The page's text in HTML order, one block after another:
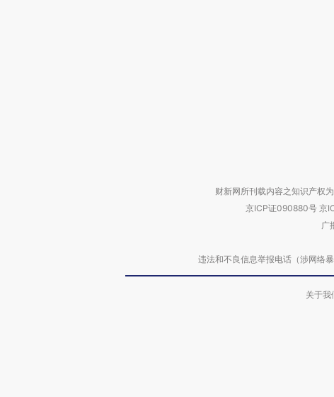
财新网所刊载内容之知识产权
京ICP证090880号 京
广
违法和不良信息举报电话（涉网
关于我